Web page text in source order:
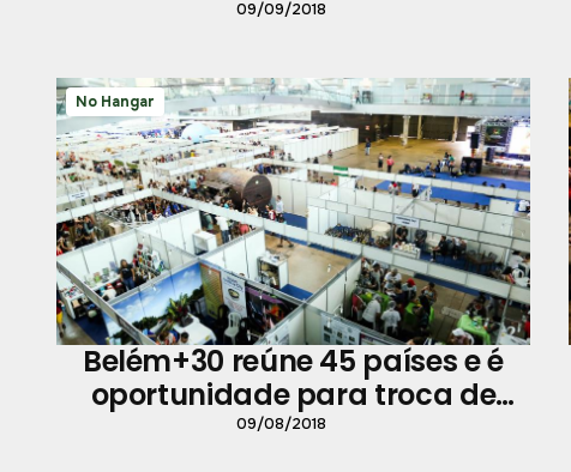
Amazônico de Cerveja
09/09/2018
No Hangar
Belém+30 reúne 45 países e é
oportunidade para troca de
experiências
09/08/2018